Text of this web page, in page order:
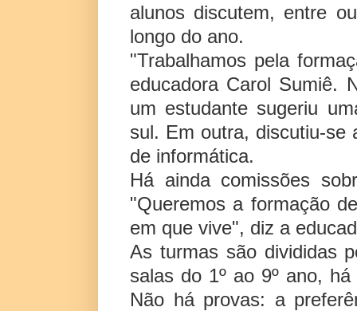
alunos discutem, entre
longo do ano.
"Trabalhamos pela
educadora Carol Sumiê.
um estudante sugeriu
sul. Em outra, discutiu-se
de informática.
Há ainda comissões
"Queremos a formação
em que vive", diz a
As turmas são divididas
salas do 1º ao 9º ano,
Não há provas: a